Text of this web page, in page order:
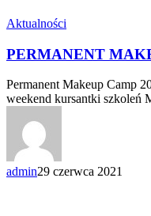
PERMANENT
UP
CAMP
2021
Aktualności
PERMANENT
Permanent Makeup Camp
weekend kursantki szkoleń
admin29 czerwca 2021